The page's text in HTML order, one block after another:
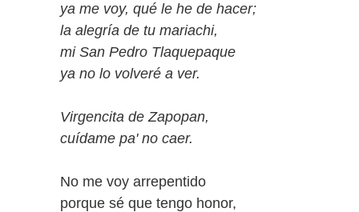
ya me voy, qué le he de hacer;
la alegría de tu mariachi,
mi San Pedro Tlaquepaque
ya no lo volveré a ver.
Virgencita de Zapopan,
cuídame pa'no caer.
No me voy arrepentido
porque sé que tengo honor,